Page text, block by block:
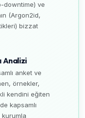
downtime) ve
(Argon2id,
bizzat
Analizi
anket ve
örnekler,
kendini eğiten
kapsamlı
kurumla